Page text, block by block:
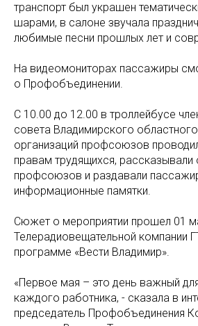
транспорт был украшен
шарами, в салоне звучала
любимые песни прошлых лет и
На видеомониторах пассажиры
о Профобъединении.
С 10.00 до 12.00 в троллейбусе
совета Владимирского
организаций профсоюзов
правам трудящихся, рассказывали
профсоюзов и раздавали
информационные памятки.
Сюжет о мероприятии прошел 01
Телерадиовещательной компании
программе «Вести Владимир».
«Первое мая – это день важный
каждого работника, - сказала в
председатель Профобъединения